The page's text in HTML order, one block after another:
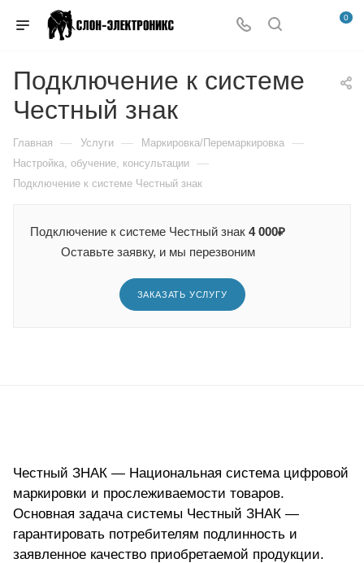
0
Подключение к системе
Честный знак
Главная — Услуги — Маркировка/Перемаркировка —
Настройка, обучение, консультации —
Подключение к системе Честный знак
Подключение к системе Честный знак 4 000₽
Оставьте заявку, и мы перезвоним
ЗАКАЗАТЬ УСЛУГУ
Честный ЗНАК — Национальная система цифровой
маркировки и прослеживаемости товаров.
Основная задача системы Честный ЗНАК —
гарантировать потребителям подлинность и
заявленное качество приобретаемой продукции.